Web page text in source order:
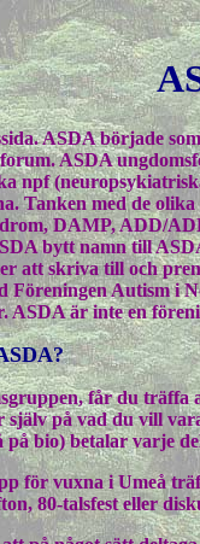
ASDA började
ASDA
npf
Tanken med de
DAMP, ADD/
bytt namn till
att skriva till och
Föreningen Autism
ASDA är inte en
får du
själv på vad du vill
på bio) betalar varje
för vuxna i Umeå
80-talsfest eller